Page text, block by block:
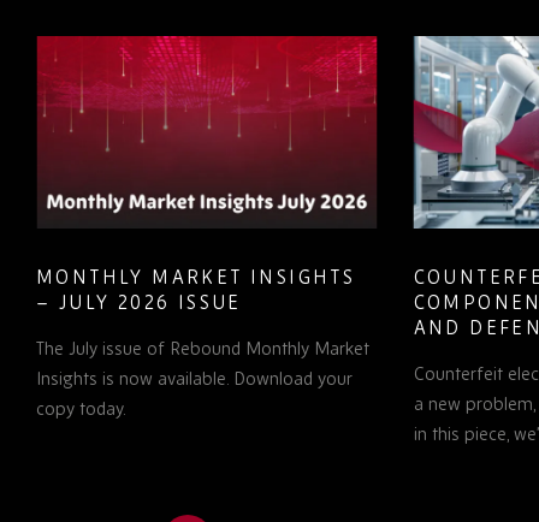
MONTHLY MARKET INSIGHTS
– JULY 2026 ISSUE
The July issue of Rebound Monthly Market
Insights is now available. Download your
copy today.
AND
TO KNOW
Counterfeit
a new
in this piece,